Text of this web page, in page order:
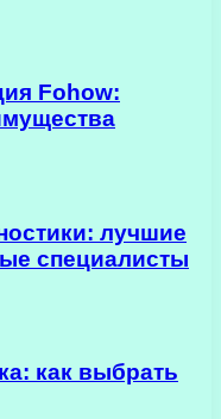
Fohow:
лучшие
специалисты
как выбрать